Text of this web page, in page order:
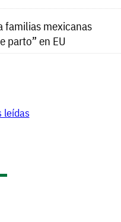
familias mexicanas
parto” en EU
leídas